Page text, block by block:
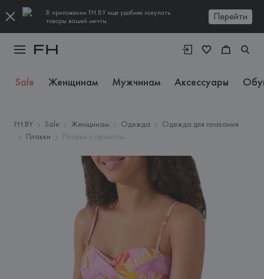
В приложении FH.BY еще удобнее покупать
товары вашей мечты
Перейти
Sale Женщинам Мужчинам Аксессуары
FH.BY Sale Женщинам Одежда
Одежда для плавания
Плавки
Плавки с принтом